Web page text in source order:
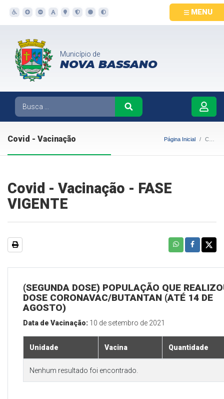
MENU
Município de
NOVA BASSANO
Covid - Vacinação Página Inicial Covid - Vacinação
Covid - Vacinação - FASE
VIGENTE
(SEGUNDA DOSE) POPULAÇÃO QUE
DOSE CORONAVAC/BUTANTAN (ATÉ 14 DE
AGOSTO)
Data de Vacinação: 10 de setembro de 2021
Unidade Vacina Quantidade
Nenhum resultado foi encontrado.